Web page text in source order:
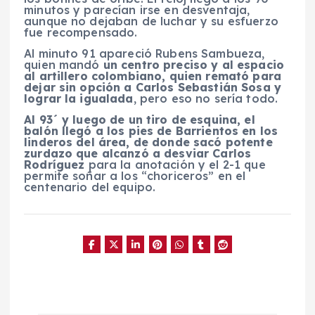
minutos y parecían irse en desventaja,
aunque no dejaban de luchar y su esfuerzo
fue recompensado.
Al minuto 91 apareció Rubens Sambueza,
quien mandó un centro preciso y al espacio
al artillero colombiano, quien remató para
dejar sin opción a Carlos Sebastián Sosa y
lograr la igualada, pero eso no sería todo.
Al 93´ y luego de un tiro de esquina, el
balón llegó a los pies de Barrientos en los
linderos del área, de donde sacó potente
zurdazo que alcanzó a desviar Carlos
Rodríguez para la anotación y el 2-1 que
permite soñar a los “choriceros” en el
centenario del equipo.